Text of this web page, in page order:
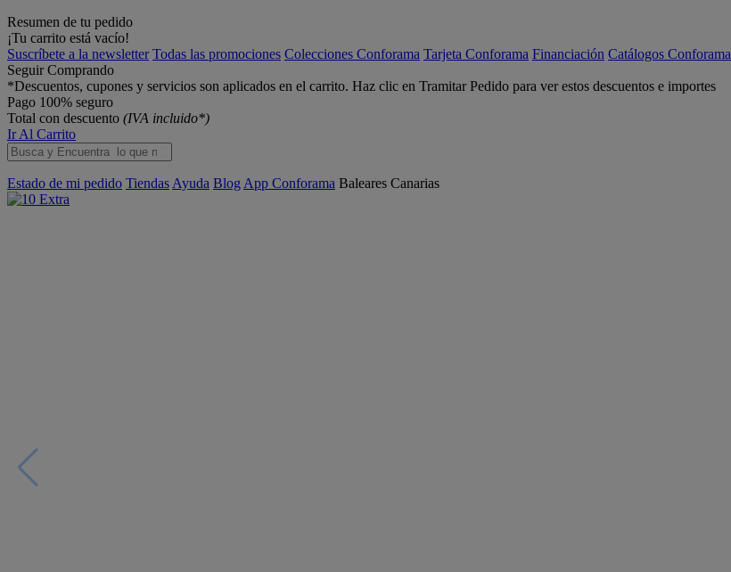
Resumen de tu pedido
¡Tu carrito está vacío!
Suscríbete a la newsletter Todas las promociones Colecciones Conforama Tarjeta Conforama Financiación Catálogos Conforama
Seguir Comprando
*Descuentos, cupones y servicios son aplicados en el carrito. Haz clic en Tramitar Pedido para ver estos descuentos e importes
Pago 100% seguro
Total con descuento (IVA incluido*)
Ir Al Carrito
Estado de mi pedido Tiendas Ayuda Blog App Conforama Baleares Canarias